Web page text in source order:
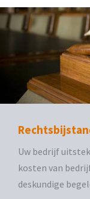
Uw bedrijf
kosten van
deskundige